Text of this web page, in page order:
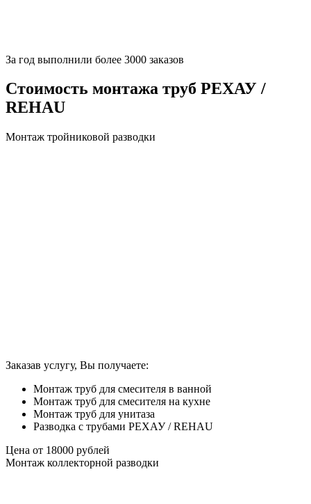
За год выполнили более 3000 заказов
Стоимость монтажа труб РЕХАУ /
REHAU
Монтаж тройниковой разводки
Заказав услугу, Вы получаете:
Монтаж труб для смесителя в ванной
Монтаж труб для смесителя на кухне
Монтаж труб для унитаза
Разводка с трубами РЕХАУ / REHAU
Цена от 18000 рублей
Монтаж коллекторной разводки